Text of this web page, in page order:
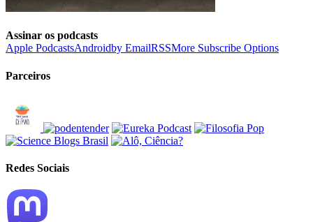
Assinar os podcasts
Apple PodcastsAndroidby EmailRSSMore Subscribe Options
Parceiros
Redes Sociais